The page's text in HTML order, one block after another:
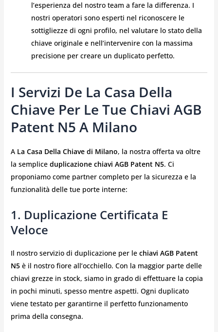
l’esperienza del nostro team a fare la differenza. I
nostri operatori sono esperti nel riconoscere le
sottigliezze di ogni profilo, nel valutare lo stato della
chiave originale e nell’intervenire con la massima
precisione per creare un duplicato perfetto.
I Servizi De La Casa Della
Chiave Per Le Tue Chiavi AGB
Patent N5 A Milano
A La Casa Della Chiave di Milano, la nostra offerta va oltre
la semplice duplicazione chiavi AGB Patent N5. Ci
proponiamo come partner completo per la sicurezza e la
funzionalità delle tue porte interne:
1. Duplicazione Certificata E
Veloce
Il nostro servizio di duplicazione per le chiavi AGB Patent
N5è il nostro fiore all’occhiello. Con la maggior parte delle
chiavi grezze in stock, siamo in grado di effettuare la copia
in pochi minuti, spesso mentre aspetti. Ogni duplicato
viene testato per garantirne il perfetto funzionamento
prima della consegna.